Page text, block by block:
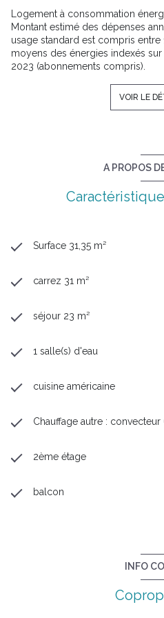
Logement à consommation
Montant estimé des dépenses
usage standard est compris entre
moyens des énergies indexés
2023 (abonnements compris).
VOIR LE
A PROPOS
Surface 31,35 m²
carrez 31 m²
séjour 23 m²
1 salle(s) d'eau
cuisine américaine
Chauffage autre : convecteur
2ème étage
balcon
INFO